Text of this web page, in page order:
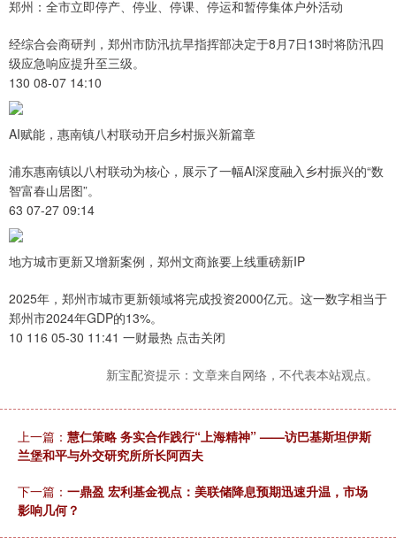
郑州：全市立即停产、停业、停课、停运和暂停集体户外活动
经综合会商研判，郑州市防汛抗旱指挥部决定于8月7日13时将防汛四
级应急响应提升至三级。
130 08-07 14:10
AI赋能，惠南镇八村联动开启乡村振兴新篇章
浦东惠南镇以八村联动为核心，展示了一幅AI深度融入乡村振兴的“数
智富春山居图”。
63 07-27 09:14
地方城市更新又增新案例，郑州文商旅要上线重磅新IP
2025年，郑州市城市更新领域将完成投资2000亿元。这一数字相当于
郑州市2024年GDP的13%。
10 116 05-30 11:41 一财最热 点击关闭
新宝配资提示：文章来自网络，不代表本站观点。
上一篇： 慧仁策略 务实合作践行“上海精神” ——访巴基斯坦伊斯
兰堡和平与外交研究所所长阿西夫
下一篇： 一鼎盈 宏利基金视点：美联储降息预期迅速升温，市场
影响几何？